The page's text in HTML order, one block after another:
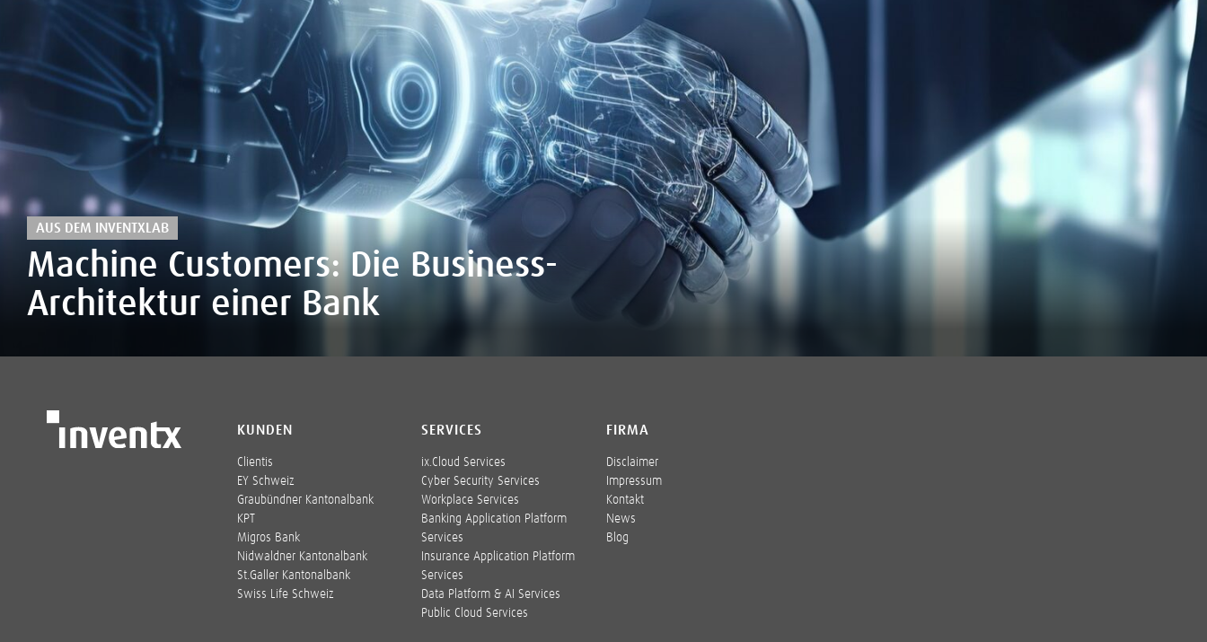
AUS DEM INVENTXLAB
Machine Customers: Die Business-
Architektur einer Bank
KUNDEN
Clientis
EY Schweiz
Graubündner Kantonalbank
KPT
Migros Bank
Nidwaldner Kantonalbank
St.Galler Kantonalbank
Swiss Life Schweiz
SERVICES
ix.Cloud Services
Cyber Security Services
Workplace Services
Banking Application Platform
Services
Insurance Application Platform
Services
Data Platform & AI Services
Public Cloud Services
FIRMA
Disclaimer
Impressum
Kontakt
News
Blog